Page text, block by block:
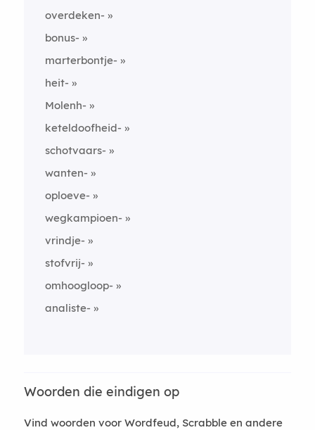
overdeken-
bonus-
marterbontje-
heit-
Molenh-
keteldoofheid-
schotvaars-
wanten-
oploeve-
wegkampioen-
vrindje-
stofvrij-
omhoogloop-
analiste-
Woorden die eindigen op
Vind woorden voor Wordfeud, Scrabble en andere